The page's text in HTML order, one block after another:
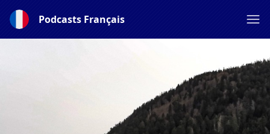
Podcasts Français